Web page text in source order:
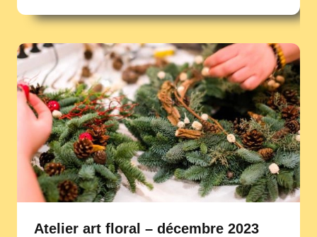
Atelier art floral – décembre 2023